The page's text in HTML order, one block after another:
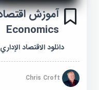
Economics
دانلود الاقتصاد الإداري | Managerial Economics
Chris Croft